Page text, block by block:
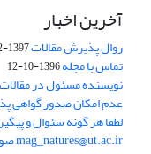
آخرین اخبار
روال پذیرش مقالات1397-12-11
تماس با مجله1396-10-12
نویسنده مسئول در
عدم امکان صدور گواهی
لطفا هر گونه سئوال و
mag_natures@ut.ac.ir صورت پذیرد.